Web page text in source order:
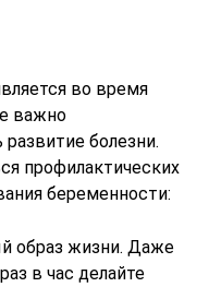
во время
важно
болезни.
профилактических
беременности:
образ жизни. Даже
в час делайте